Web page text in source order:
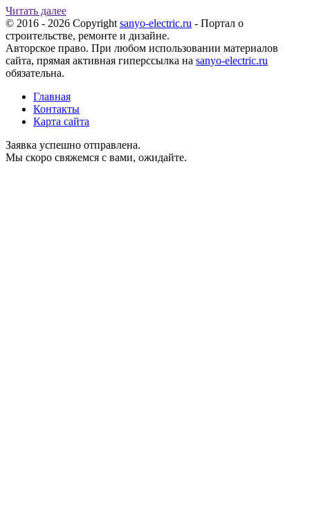
Читать далее
© 2016 - 2026 Copyright sanyo-electric.ru - Портал о
строительстве, ремонте и дизайне.
Авторское право. При любом использовании материалов
сайта, прямая активная гиперссылка на sanyo-electric.ru
обязательна.
Главная
Контакты
Карта сайта
Заявка успешно отправлена.
Мы скоро свяжемся с вами, ожидайте.